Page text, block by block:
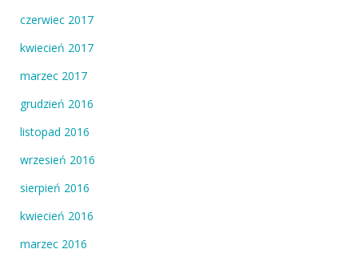
czerwiec 2017
kwiecień 2017
marzec 2017
grudzień 2016
listopad 2016
wrzesień 2016
sierpień 2016
kwiecień 2016
marzec 2016